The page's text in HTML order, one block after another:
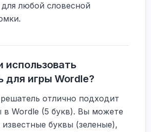
любой словесной
для игры Wordle?
отлично подходит
в Wordle (5 букв). Вы можете
буквы (зеленые),